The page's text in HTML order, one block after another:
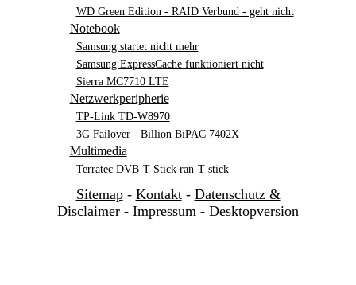
WD Green Edition - RAID Verbund - geht nicht
Notebook
Samsung startet nicht mehr
Samsung ExpressCache funktioniert nicht
Sierra MC7710 LTE
Netzwerkperipherie
TP-Link TD-W8970
3G Failover - Billion BiPAC 7402X
Multimedia
Terratec DVB-T Stick ran-T stick
Sitemap- Kontakt- Datenschutz &
Disclaimer - Impressum - Desktopversion